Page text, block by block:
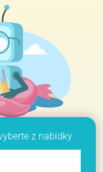
z nabídky